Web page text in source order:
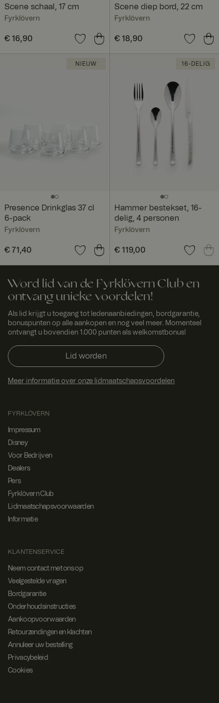
Scene schaal, 17 cm
Fyrklövern
Prijs:€ 16,90
€ 16,90
Scene diep bord, 22 cm
Fyrklövern
Prijs:€ 18,90
€ 18,90
NIEUW
Presence Drinkglas 37 cl
6-pack
Fyrklövern
Prijs:€ 71,40
€ 71,40
16-DELIG
Hammer bestekset, 16-
delig, 4 personen
Fyrklövern
Prijs:€ 119,00
€ 119,00
Word lid van de Fyrklövern Club en
ontvang unieke voordelen!
Als lid krijgt u toegang tot ledenaanbiedingen, bordgarantie,
bonuspunten op alle aankopen en nog veel meer. Momenteel
ontvangt u bovendien 1.000 punten als welkomstbonus!
Lid worden
Meer informatie over onze lidmaatschapsvoordelen
FYRKLÖVERN
Impressum
Disney
Voor Bedrijven
Dealers
Pers
Fyrklövern Club
Lidmaatschapsvoorwaarden
Informatie
KLANTENSERVICE
Neem contact met ons op
Veelgestelde vragen
Bordgarantie
Onderhoudsinstructies
Aankoopvoorwaarden
Retourzendingen en klachten
Annuleer uw bestelling
Privacybeleid
Cookies